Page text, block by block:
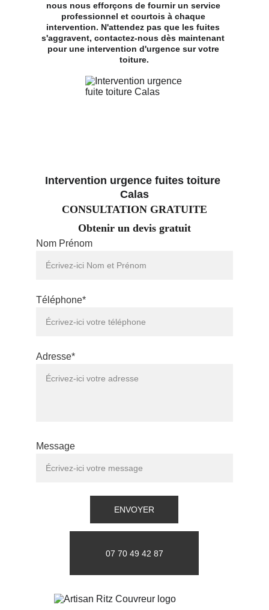
CONSULTATION GRATUITE
Obtenir un devis gratuit
Nom Prénom
Téléphone*
Adresse*
Message
ENVOYER
07 70 49 42 87
nous nous efforçons de fournir un service
professionnel et courtois à chaque
intervention. N'attendez pas que les fuites
s'aggravent, contactez-nous dès maintenant
pour une intervention d'urgence sur votre
toiture.
Intervention urgence fuites toiture
Calas